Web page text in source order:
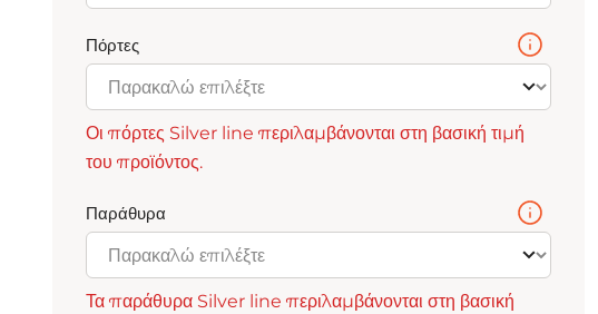
Πόρτες
Οι πόρτες Silver line περιλαμβάνονται στη βασική τιμή
του προϊόντος.
Παράθυρα
Τα παράθυρα Silver line περιλαμβάνονται στη βασική